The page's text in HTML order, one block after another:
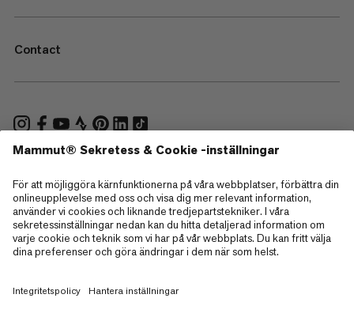
Contact
—
Sitemap
Cookies
Juridisk information